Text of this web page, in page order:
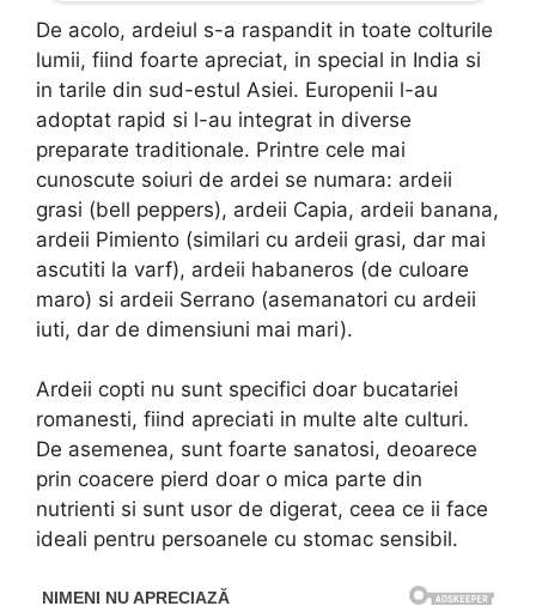
De acolo, ardeiul s-a raspandit in toate colturile
lumii, fiind foarte apreciat, in special in India si
in tarile din sud-estul Asiei. Europenii l-au
adoptat rapid si l-au integrat in diverse
preparate traditionale. Printre cele mai
cunoscute soiuri de ardei se numara: ardeii
grasi (bell peppers), ardeii Capia, ardeii banana,
ardeii Pimiento (similari cu ardeii grasi, dar mai
ascutiti la varf), ardeii habaneros (de culoare
maro) si ardeii Serrano (asemanatori cu ardeii
iuti, dar de dimensiuni mai mari).
Ardeii copti nu sunt specifici doar bucatariei
romanesti, fiind apreciati in multe alte culturi.
De asemenea, sunt foarte sanatosi, deoarece
prin coacere pierd doar o mica parte din
nutrienti si sunt usor de digerat, ceea ce ii face
ideali pentru persoanele cu stomac sensibil.